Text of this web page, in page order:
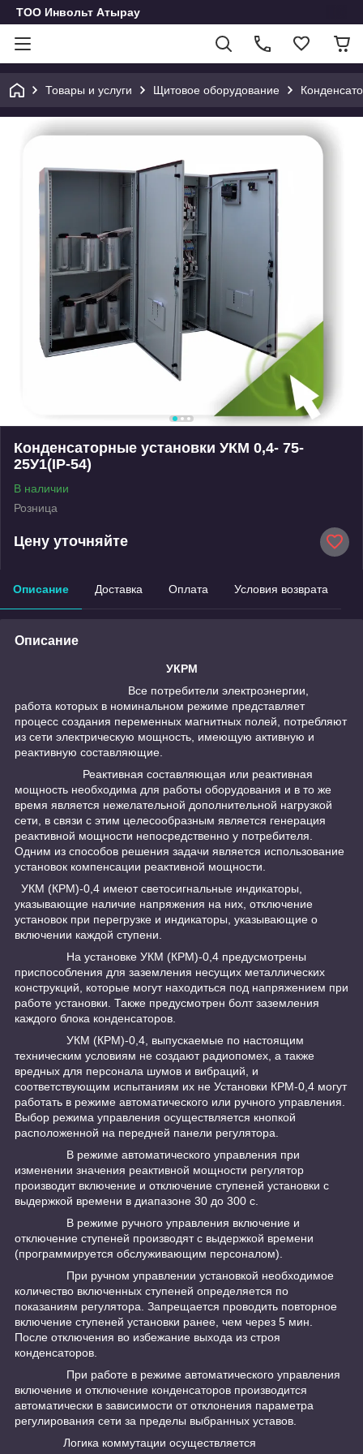
ТОО Инвольт Атырау
Товары и услуги Щитовое оборудование
Конденсаторные установки УКМ 0,4- 75-
25У1(IP-54)
В наличии
Розница
Цену уточняйте
Описание Доставка Оплата Условия возврата
Описание
УКРМ
Все потребители электроэнергии,
работа которых в номинальном режиме представляет
процесс создания переменных магнитных полей, потребляют
из сети электрическую мощность, имеющую активную и
реактивную составляющие.
Реактивная составляющая или реактивная
мощность необходима для работы оборудования и в то же
время является нежелательной дополнительной нагрузкой
сети, в связи с этим целесообразным является генерация
реактивной мощности непосредственно у потребителя.
Одним из способов решения задачи является использование
установок компенсации реактивной мощности.
УКМ (КРМ)-0,4 имеют светосигнальные индикаторы,
указывающие наличие напряжения на них, отключение
установок при перегрузке и индикаторы, указывающие о
включении каждой ступени.
На установке УКМ (КРМ)-0,4 предусмотрены
приспособления для заземления несущих металлических
конструкций, которые могут находиться под напряжением при
работе установки. Также предусмотрен болт заземления
каждого блока конденсаторов.
УКМ (КРМ)-0,4, выпускаемые по настоящим
техническим условиям не создают радиопомех, а также
вредных для персонала шумов и вибраций, и
соответствующим испытаниям их не Установки КРМ-0,4 могут
работать в режиме автоматического или ручного управления.
Выбор режима управления осуществляется кнопкой
расположенной на передней панели регулятора.
В режиме автоматического управления при
изменении значения реактивной мощности регулятор
производит включение и отключение ступеней установки с
выдержкой времени в диапазоне 30 до 300 с.
В режиме ручного управления включение и
отключение ступеней производят с выдержкой времени
(программируется обслуживающим персоналом).
При ручном управлении установкой необходимое
количество включенных ступеней определяется по
показаниям регулятора. Запрещается проводить повторное
включение ступеней установки ранее, чем через 5 мин.
После отключения во избежание выхода из строя
конденсаторов.
При работе в режиме автоматического управления
включение и отключение конденсаторов производится
автоматически в зависимости от отклонения параметра
регулирования сети за пределы выбранных уставов.
Логика коммутации осуществляется